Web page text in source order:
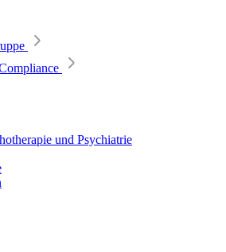
und Psychiatrie